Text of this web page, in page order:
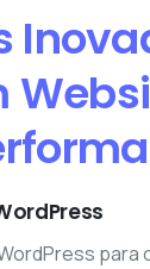
para